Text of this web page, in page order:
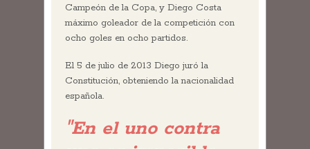
Campeón de la Copa, y Diego Costa
máximo goleador de la competición con
ocho goles en ocho partidos.
El 5 de julio de 2013 Diego juró la
Constitución, obteniendo la nacionalidad
española.
"En el uno contra